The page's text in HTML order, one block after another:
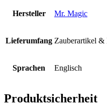
Hersteller Mr. Magic
Lieferumfang Zauberartikel &
Sprachen Englisch
Produktsicherheit